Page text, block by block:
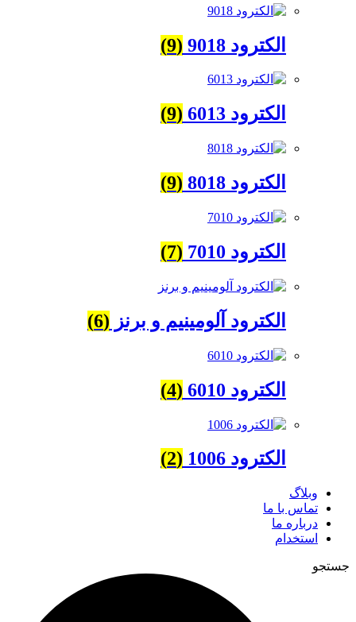
الکترود 9018 (9)
الکترود 6013 (9)
الکترود 8018 (9)
الکترود 7010 (7)
الکترود آلومینیم و برنز (6)
الکترود 6010 (4)
الکترود 1006 (2)
وبلاگ
تماس با ما
درباره ما
استخدام
جستجو